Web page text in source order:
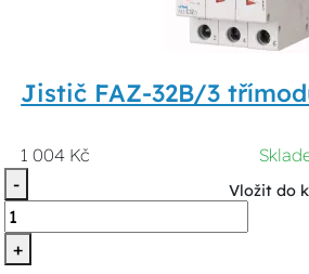
Jistič FAZ-32B/3
1 004 Kč
-
+
Vložit do